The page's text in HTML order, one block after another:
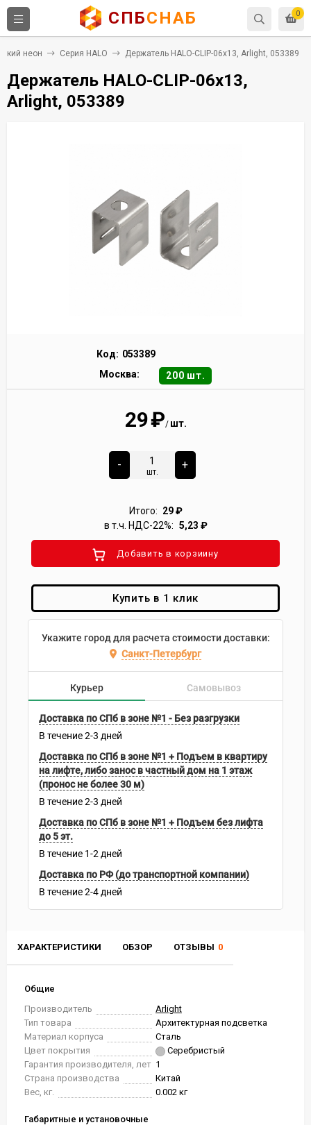
0
СПБСНАБ
неон Серия HALO Держатель HALO-CLIP-06x13, Arlight, 053389
Держатель HALO-CLIP-06x13,
Arlight, 053389
ХАРАКТЕРИСТИКИ ОБЗОР ОТЗЫВЫ 0
Общие
Производитель
Arlight
Тип товара
Архитектурная подсветка
Материал корпуса
Сталь
Цвет покрытия
Серебристый
Гарантия производителя, лет 1
Страна производства
Китай
Вес, кг.
0.002 кг
Габаритные и установочные
Код: 053389
Москва:
200 шт.
29₽/ шт.
-
шт.
+
Итого: 29₽
в т.ч. НДС-22%: 5,23 ₽
Добавить в корзиину
Купить в 1 клик
Укажите город для расчета стоимости доставки:
Санкт-Петербург
Курьер Самовывоз
Доставка по СПб в зоне №1 - Без разгрузки
В течение2-3 дней
Доставка по СПб в зоне №1 + Подъем в квартиру
на лифте, либо занос в частный дом на 1 этаж
(пронос не более 30 м)
В течение2-3 дней
Доставка по СПб в зоне №1 + Подъем без лифта
до 5 эт.
В течение 1-2 дней
Доставка по РФ (до транспортной компании)
В течение2-4 дней